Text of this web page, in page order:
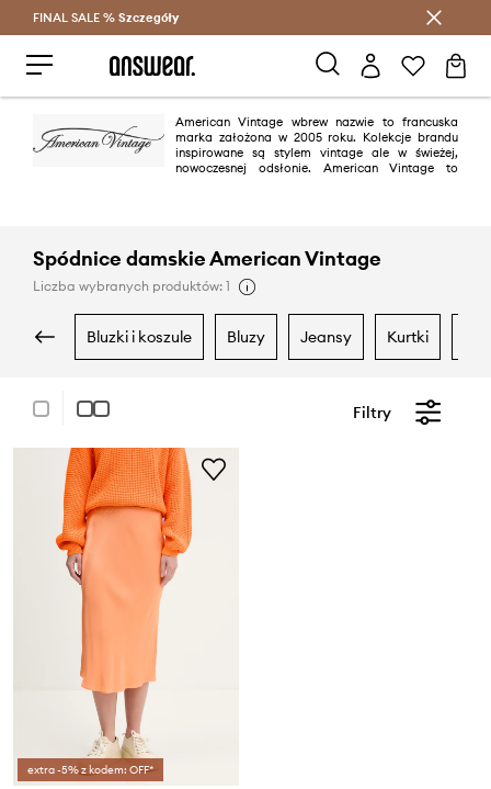
Oszczędzaj z Answear Club >
FINAL SALE % Szczegóły
American Vintage wbrew nazwie to francuska
marka założona w 2005 roku. Kolekcje brandu
inspirowane są stylem vintage ale w świeżej,
nowoczesnej odsłonie. American Vintage to
Spódnice damskie American Vintage
Liczba wybranych produktów: 1
bluzki i koszule bluzy jeansy kurtki
Filtry
extra -5% z kodem: OFF*